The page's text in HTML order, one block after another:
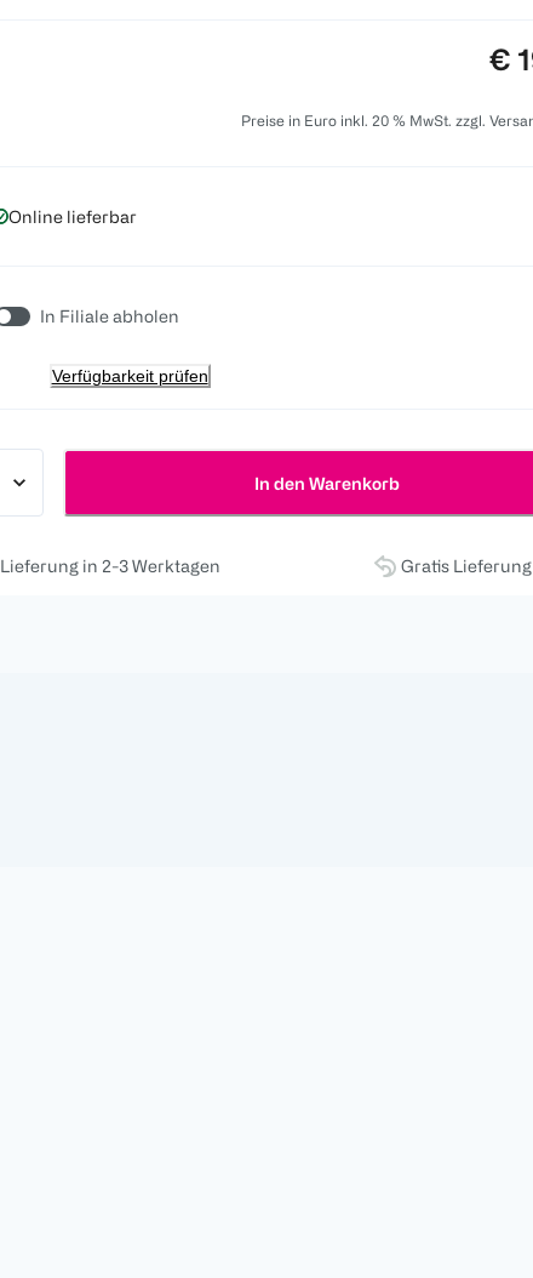
€
Preise in Euro inkl. 20 % MwSt. zzgl.
Online lieferbar
In Filiale abholen
Verfügbarkeit prüfen
In den Warenkorb
Lieferung in 2-3 Werktagen Gratis